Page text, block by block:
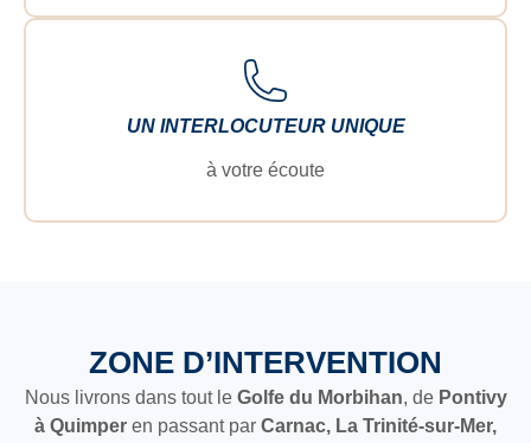
UN INTERLOCUTEUR UNIQUE
à votre écoute
ZONE D’INTERVENTION
Nous livrons dans tout le Golfe du Morbihan, de Pontivy
à Quimper en passant par Carnac, La Trinité-sur-Mer,